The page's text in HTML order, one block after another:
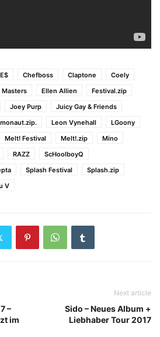
Chefboss Claptone
Coely
Masters Ellen Allien
Festival.zip
Joey Purp
Juicy Gay & Friends
Leon Vynehall
LGoony
Melt! Festival Melt!.zip
Mino
RAZZ
ScHoolboyQ
Splash Festival
Splash.zip
V
–
im
Next article
Sido – Neues Album +
Liebhaber Tour 2017